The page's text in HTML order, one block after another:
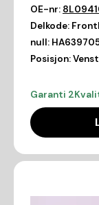
OE-nr:
Delkode:
null:
Posisjon:
Garanti 2